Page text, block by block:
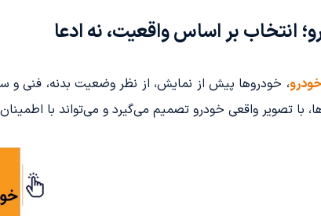
انتخاب بر اساس واقعیت، نه ادعا
، خودروها پیش از نمایش، از نظر وضعیت بدنه، فنی
با تصویر واقعی خودرو تصمیم می‌گیرد و می‌تواند با